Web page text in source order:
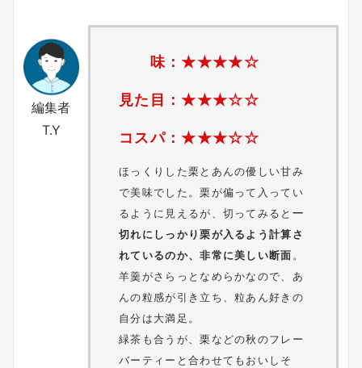
編集者
T.Y
味：★★★★☆
見た目：★★★☆☆
コスパ：★★★☆☆
ほっくりした栗とあんの優しい甘み
で美味でした。栗が偏って入ってい
るように見えるが、切ってみると 一
切れにしっかり栗が入るよう計算さ
れているのか、非常に美しい断面 。
羊羹がさらっとなめらかなので、あ
んの粒感が引き立ち、粒あん好きの
自分は大満足。
緑茶も合うが、栗などの秋のフレー
バーティーと合わせてもおいしそ